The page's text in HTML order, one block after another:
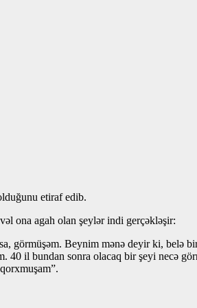
etiraf edib.
ona agah olan şeylər indi gerçəkləşir:
görmüşəm. Beynim mənə deyir ki,
40 il bundan sonra olacaq bir şeyi necə